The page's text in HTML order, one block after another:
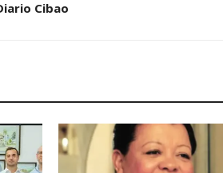
Cibao